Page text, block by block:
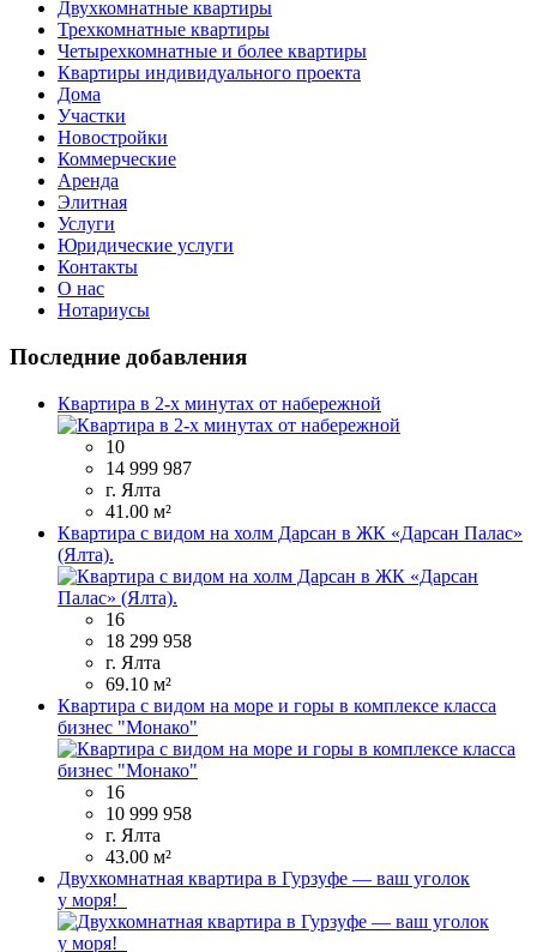
Двухкомнатные квартиры
Трехкомнатные квартиры
Четырехкомнатные и более квартиры
Квартиры индивидуального проекта
Дома
Участки
Новостройки
Коммерческие
Аренда
Элитная
Услуги
Юридические услуги
Контакты
О нас
Нотариусы
Последние добавления
Квартира в 2-х минутах от набережной
10
14 999 987
г. Ялта
41.00 м²
Квартира с видом на холм Дарсан в ЖК «Дарсан Палас»
(Ялта).
16
18 299 958
г. Ялта
69.10 м²
Квартира с видом на море и горы в комплексе класса
бизнес "Монако"
16
10 999 958
г. Ялта
43.00 м²
Двухкомнатная квартира в Гурзуфе — ваш уголок
у моря!